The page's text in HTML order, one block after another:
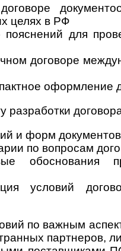
целях в РФ
пояснений для
договоре
оформление
разработки
и форм документов
по вопросам
обоснования
условий
по важным
партнеров,